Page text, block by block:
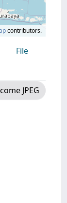
contributors.
File
JPEG